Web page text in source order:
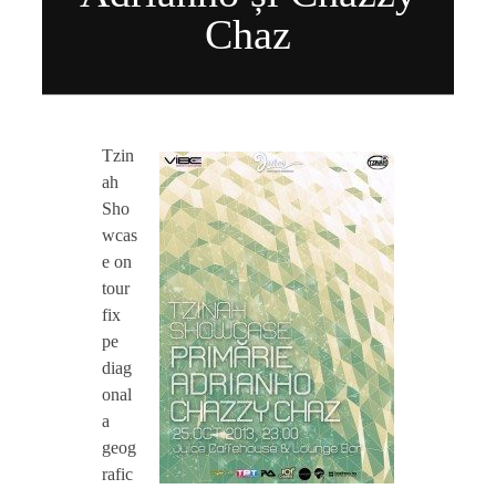
TZINAH SHOWCASE
TZINAH FAMILY
TZINAH FAMILY DJS
TZINAH FAMILY CONCEPT & BOOKING REQUEST
TZINAH ARTISTS
Chaz
O
c
t
2
5
:
Tzin
ah
Sho
wcas
e on
tour
fix
pe
diag
onal
a
geog
rafic